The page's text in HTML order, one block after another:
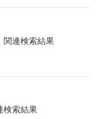
関連検索結果
検索結果